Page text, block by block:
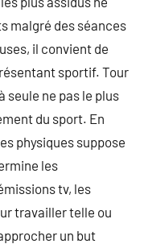
malgré des séances
il convient de
sportif. Tour
seule ne pas le plus
du sport. En
physiques suppose
les
tv, les
travailler telle ou
un but